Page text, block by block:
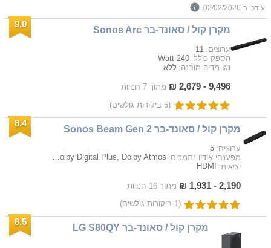
עודכן ב-02/02/2026.
מקרן קול / סאונד-בר Sonos Arc
ערוצים: 11
הספק כולל: 240 Watt
נגן מדיה מובנה: ללא
9,496 - 2,679 ₪
מתוך 7 חנויות
(5 ביקורות גולשים)
9.0
מקרן קול / סאונד-בר Sonos Beam Gen 2
ערוצים: 5
מפענחי אודיו נתמכים:
Dolby Digital, Dolby TrueHD, Dolby Digital Plus, Dolby Atmos
יציאות:
HDMI
2,190 - 1,931 ₪
מתוך 16 חנויות
(1 ביקורות גולשים)
8.4
מקרן קול / סאונד-בר LG S80QY
8.5